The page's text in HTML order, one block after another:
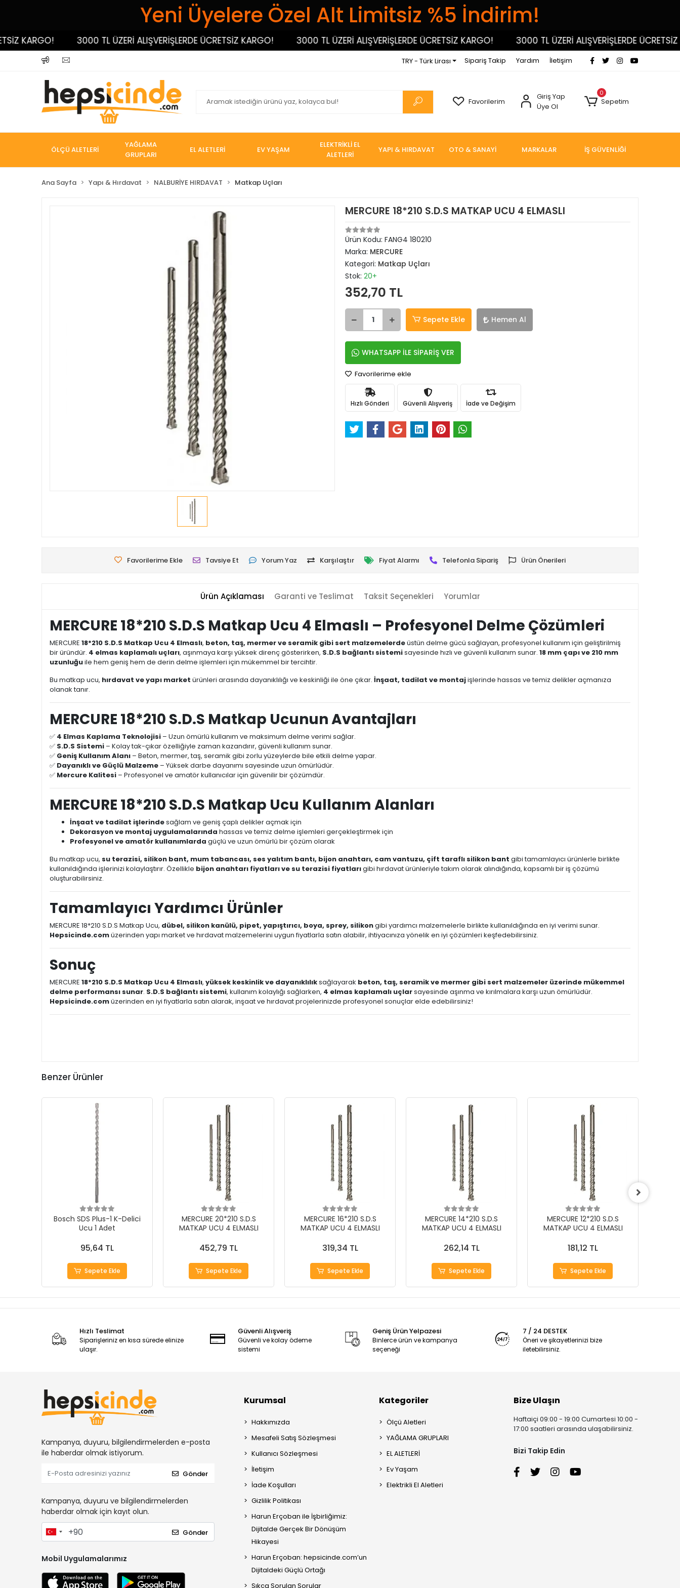
Yeni Üyelere Özel Alt Limitsiz %5 İndirim!
3000 TL ÜZERİ ALIŞVERİŞLERDE ÜCRETSİZ KARGO! 3000 TL ÜZERİ ALIŞVERİŞLERDE ÜCRETSİZ KARGO! 3000 TL ÜZERİ ALIŞVERİŞLERDE ÜCRETSİZ
TRY - Türk Lirası Sipariş Takip Yardım İletişim
Favorilerim
Giriş Yap
Üye Ol
0
Sepetim
ÖLÇÜ ALETLERİ
YAĞLAMA
GRUPLARI
EL ALETLERİ EV YAŞAM
ELEKTRİKLİ EL
ALETLERİ
YAPI & HIRDAVAT OTO & SANAYİ MARKALAR İŞ GÜVENLİĞİ
Ana Sayfa Yapı & Hırdavat NALBURİYE HIRDAVAT Matkap Uçları
MERCURE 18*210 S.D.S MATKAP UCU 4 ELMASLI
Ürün Kodu: FANG4 180210
Marka: MERCURE
Kategori: Matkap Uçları
Stok: 20+
352,70 TL
Sepete Ekle Hemen Al
WHATSAPP İLE SİPARİŞ VER
Favorilerime ekle
Hızlı Gönderi Güvenli Alışveriş İade ve Değişim
Favorilerime Ekle Tavsiye Et Yorum Yaz Karşılaştır Fiyat Alarmı Telefonla Sipariş Ürün Önerileri
Ürün Açıklaması Garanti ve Teslimat Taksit Seçenekleri Yorumlar
MERCURE 18*210 S.D.S Matkap Ucu 4 Elmaslı – Profesyonel Delme Çözümleri
MERCURE 18*210 S.D.S Matkap Ucu 4 Elmaslı, beton, taş, mermer ve seramik gibi sert malzemelerdeüstün delme gücü sağlayan, profesyonel kullanım için geliştirilmiş
bir üründür. 4 elmas kaplamalı uçları, aşınmaya karşı yüksek direnç gösterirken, S.D.S bağlantı sistemisayesinde hızlı ve güvenli kullanım sunar. 18 mm çapı ve 210 mm
uzunluğuile hem geniş hem de derin delme işlemleri için mükemmel bir tercihtir.
Bu matkap ucu, hırdavat ve yapı market ürünleri arasında dayanıklılığı ve keskinliği ile öne çıkar. İnşaat, tadilat ve montajişlerinde hassas ve temiz delikler açmanıza
olanak tanır.
MERCURE 18*210 S.D.S Matkap Ucunun Avantajları
✅ 4 Elmas Kaplama Teknolojisi – Uzun ömürlü kullanım ve maksimum delme verimi sağlar.
✅ S.D.S Sistemi – Kolay tak-çıkar özelliğiyle zaman kazandırır, güvenli kullanım sunar.
✅ Geniş Kullanım Alanı – Beton, mermer, taş, seramik gibi zorlu yüzeylerde bile etkili delme yapar.
✅ Dayanıklı ve Güçlü Malzeme – Yüksek darbe dayanımı sayesinde uzun ömürlüdür.
✅ Mercure Kalitesi – Profesyonel ve amatör kullanıcılar için güvenilir bir çözümdür.
MERCURE 18*210 S.D.S Matkap Ucu Kullanım Alanları
İnşaat ve tadilat işlerindesağlam ve geniş çaplı delikler açmak için
Dekorasyon ve montaj uygulamalarında hassas ve temiz delme işlemleri gerçekleştirmek için
Profesyonel ve amatör kullanımlarda güçlü ve uzun ömürlü bir çözüm olarak
Bu matkap ucu, su terazisi, silikon bant, mum tabancası, ses yalıtım bantı, bijon anahtarı, cam vantuzu, çift taraflı silikon bant gibi tamamlayıcı ürünlerle birlikte
kullanıldığında işlerinizi kolaylaştırır. Özellikle bijon anahtarı fiyatları ve su terazisi fiyatlarıgibi hırdavat ürünleriyle takım olarak alındığında, kapsamlı bir iş çözümü
oluşturabilirsiniz.
Tamamlayıcı Yardımcı Ürünler
MERCURE 18*210 S.D.S Matkap Ucu, dübel, silikon kanülü, pipet, yapıştırıcı, boya, sprey, silikongibi yardımcı malzemelerle birlikte kullanıldığında en iyi verimi sunar.
Hepsicinde.comüzerinden yapı market ve hırdavat malzemelerini uygun fiyatlarla satın alabilir, ihtiyacınıza yönelik en iyi çözümleri keşfedebilirsiniz.
Sonuç
MERCURE 18*210 S.D.S Matkap Ucu 4 Elmaslı, yüksek keskinlik ve dayanıklılıksağlayarak beton, taş, seramik ve mermer gibi sert malzemeler üzerinde mükemmel
delme performansı sunar. S.D.S bağlantı sistemi, kullanım kolaylığı sağlarken, 4 elmas kaplamalı uçlarsayesinde aşınma ve kırılmalara karşı uzun ömürlüdür.
Hepsicinde.comüzerinden en iyi fiyatlarla satın alarak, inşaat ve hırdavat projelerinizde profesyonel sonuçlar elde edebilirsiniz!
Benzer Ürünler
Bosch SDS Plus-1 K-Delici
Ucu 1 Adet
95,64 TL
Sepete Ekle
MERCURE 20*210 S.D.S
MATKAP UCU 4 ELMASLI
452,79 TL
Sepete Ekle
MERCURE 16*210 S.D.S
MATKAP UCU 4 ELMASLI
319,34 TL
Sepete Ekle
MERCURE 14*210 S.D.S
MATKAP UCU 4 ELMASLI
262,14 TL
Sepete Ekle
MERCURE 12*210 S.D.S
MATKAP UCU 4 ELMASLI
181,12 TL
Sepete Ekle
Hızlı Teslimat
Siparişleriniz en kısa sürede elinize
ulaşır.
Güvenli Alışveriş
Güvenli ve kolay ödeme
sistemi
Geniş Ürün Yelpazesi
Binlerce ürün ve kampanya
seçeneği
7 / 24 DESTEK
Öneri ve şikayetlerinizi bize
iletebilirsiniz.
Kampanya, duyuru, bilgilendirmelerden e-posta
ile haberdar olmak istiyorum.
Gönder
Kampanya, duyuru ve bilgilendirmelerden
haberdar olmak için kayıt olun.
Gönder
Mobil Uygulamalarımız
Kurumsal
Hakkımızda
Mesafeli Satış Sözleşmesi
Kullanıcı Sözleşmesi
İletişim
İade Koşulları
Gizlilik Politikası
Harun Erçoban ile İşbirliğimiz:
Dijitalde Gerçek Bir Dönüşüm
Hikayesi
Harun Erçoban: hepsicinde.com’un
Dijitaldeki Güçlü Ortağı
Sıkça Sorulan Sorular
Kategoriler
Ölçü Aletleri
YAĞLAMA GRUPLARI
EL ALETLERİ
Ev Yaşam
Elektrikli El Aletleri
Bize Ulaşın
Haftaiçi 09:00 - 19:00 Cumartesi 10:00 -
17:00 saatleri arasında ulaşabilirsiniz.
Bizi Takip Edin